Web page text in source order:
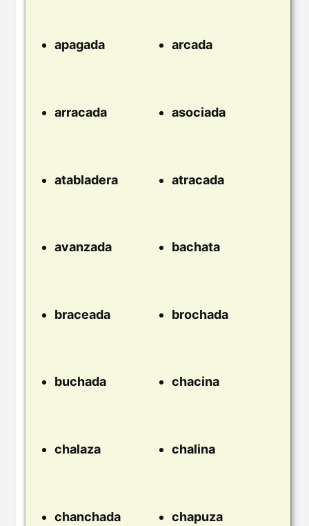
apagada arcada
arracada asociada
atabladera atracada
avanzada bachata
braceada brochada
buchada chacina
chalaza chalina
chanchada chapuza